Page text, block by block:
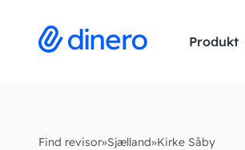
Produkt
Find revisor»Sjælland»Kirke Såby